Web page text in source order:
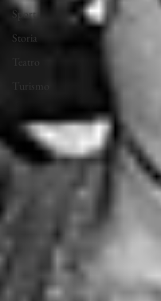
Sport
Storia
Teatro
Turismo